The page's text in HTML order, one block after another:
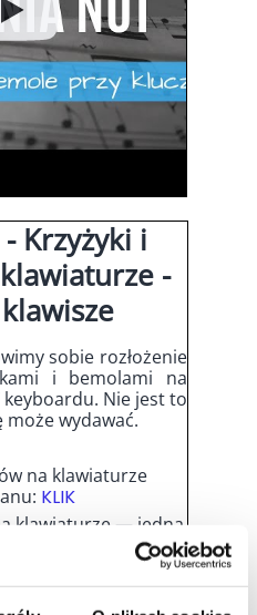
Krzyżyki i
-
sobie rozłożenie
i bemolami na
Nie jest to
wydawać.
na klawiaturze
KLIK
klawiaturze — jedna
klawiszami):